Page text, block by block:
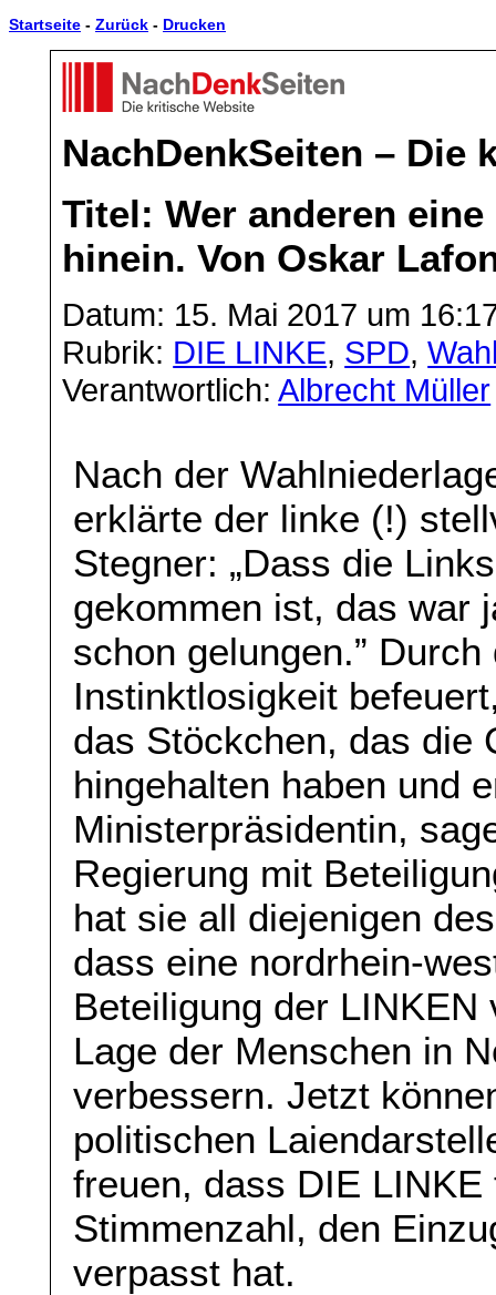
Startseite - Zurück - Drucken
NachDenkSeiten – Die
Titel: Wer anderen
hinein. Von Oskar
Datum: 15. Mai 2017 um
Rubrik: DIE LINKE, SPD,
Verantwortlich:Albrecht Müller
Nach der
erklärte der linke (!)
Stegner: „Dass die
gekommen ist, das war
schon gelungen.”
Instinktlosigkeit
das Stöckchen, das die
hingehalten haben und
Ministerpräsidentin,
Regierung mit
hat sie all diejenigen
dass eine nordrhein-
Beteiligung der
Lage der Menschen in
verbessern. Jetzt
politischen
freuen, dass DIE
Stimmenzahl, den
verpasst hat.